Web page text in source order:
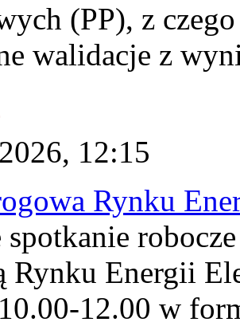
(PP), z
walidacje z
12:15
Rynku
spotkanie
Rynku Energii
12.00 w